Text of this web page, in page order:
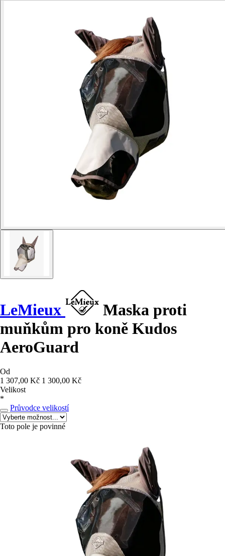
LeMieux
Maska proti
muňkům pro koně Kudos
AeroGuard
Od
1 307,00 Kč 1 300,00 Kč
Velikost
*
Průvodce velikostí
Toto pole je povinné